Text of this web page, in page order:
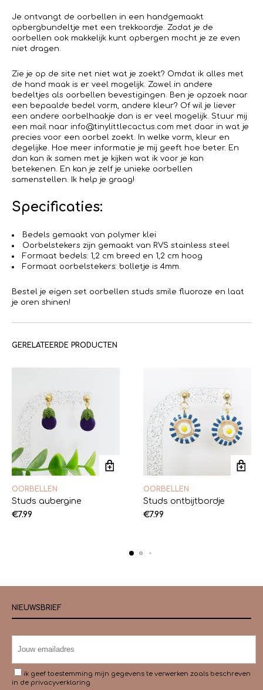
Je ontvangt de oorbellen in een handgemaakt
opbergbundeltje met een trekkoordje. Zodat je de
oorbellen ook makkelijk kunt opbergen mocht je ze even
niet dragen.
Zie je op de site net niet wat je zoekt? Omdat ik alles met
de hand maak is er veel mogelijk. Zowel in andere
bedeltjes als oorbellen bevestigingen. Ben je opzoek naar
een bepaalde bedel vorm, andere kleur? Of wil je liever
een andere oorbelhaakje dan is er veel mogelijk. Stuur mij
een mail naar info@tinylittlecactus.com met daar in wat je
precies voor een oorbel zoekt. In welke vorm, kleur en
degelijke. Hoe meer informatie je mij geeft hoe beter. En
dan kan ik samen met je kijken wat ik voor je kan
betekenen. En kan je zelf je unieke oorbellen
samenstellen. Ik help je graag!
Specificaties:
Bedels gemaakt van polymer klei
Oorbelstekers zijn gemaakt van RVS stainless steel
Formaat bedels: 1,2 cm breed en 1,2 cm hoog
Formaat oorbelstekers: bolletje is 4mm.
Bestel je eigen set oorbellen studs smile fluoroze en laat
je oren shinen!
GERELATEERDE PRODUCTEN
OORBELLEN
Studs aubergine
€7.99
OORBELLEN
Studs ontbijtbordje
€7.99
NIEUWSBRIEF
ik geef toestemming mijn gegevens te verwerken zoals beschreven
in de privacyverklaring